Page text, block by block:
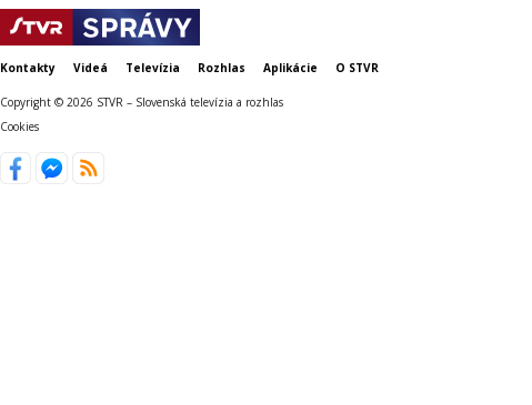
Kontakty Videá Televízia Rozhlas Aplikácie O STVR
Copyright © 2026 STVR – Slovenská televízia a rozhlas
Cookies